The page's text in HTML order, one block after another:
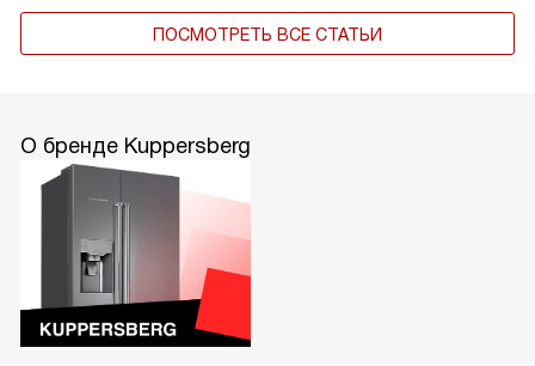
ПОСМОТРЕТЬ ВСЕ СТАТЬИ
О бренде Kuppersberg